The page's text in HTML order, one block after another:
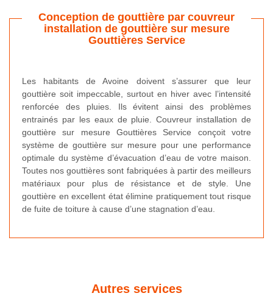
Conception de gouttière par couvreur
installation de gouttière sur mesure
Gouttières Service
Les habitants de Avoine doivent s’assurer que leur
gouttière soit impeccable, surtout en hiver avec l’intensité
renforcée des pluies. Ils évitent ainsi des problèmes
entrainés par les eaux de pluie. Couvreur installation de
gouttière sur mesure Gouttières Service conçoit votre
système de gouttière sur mesure pour une performance
optimale du système d’évacuation d’eau de votre maison.
Toutes nos gouttières sont fabriquées à partir des meilleurs
matériaux pour plus de résistance et de style. Une
gouttière en excellent état élimine pratiquement tout risque
de fuite de toiture à cause d’une stagnation d’eau.
Autres services